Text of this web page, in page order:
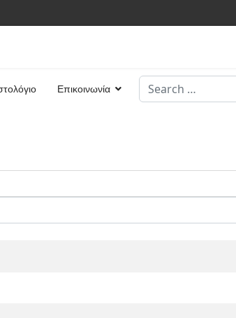
Επικοινωνία
Search